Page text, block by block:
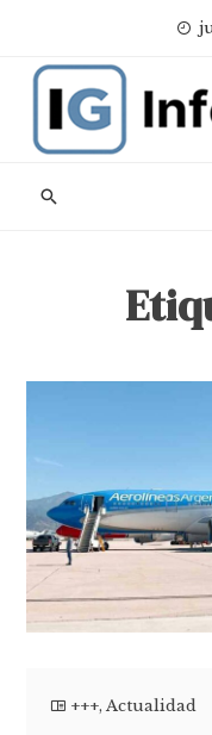
content
+++,Actualidad